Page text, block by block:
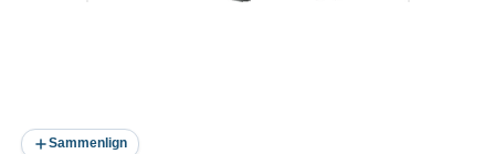
Sammenlign